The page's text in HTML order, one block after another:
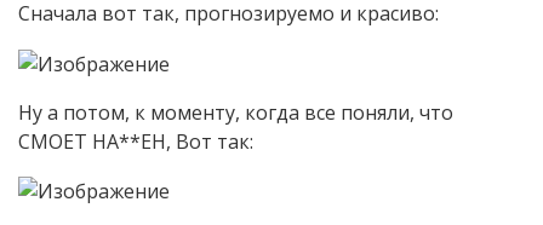
Сначала вот так, прогнозируемо и красиво:
Ну а потом, к моменту, когда все поняли, что
СМОЕТ НА**ЕН, Вот так: